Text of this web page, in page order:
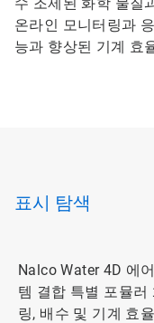
온라인 모니터링과
능과 향상된 기계 효
표시 탐색
Nalco Water 4D 에
템 결합 특별 포뮬러
링, 배수 및 기계 효